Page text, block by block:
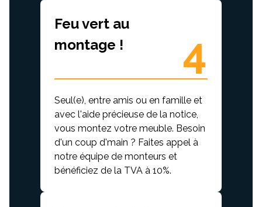
4
Feu vert au
montage !
Seul(e), entre amis ou en famille et
avec l'aide précieuse de la notice,
vous montez votre meuble. Besoin
d'un coup d'main ? Faites appel à
notre équipe de monteurs et
bénéficiez de la TVA à 10%.